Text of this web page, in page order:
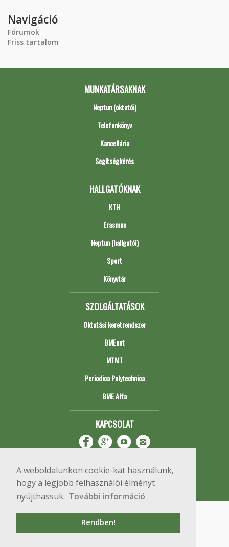
A weboldalunkon cookie-kat használunk,
hogy a legjobb felhasználói élményt
nyújthassuk. További információ
Rendben!
Navigáció
Fórumok
Friss tartalom
MUNKATÁRSAKNAK
Neptun (oktatói)
Telefonkönyv
Kancellária
Segítségkérés
HALLGATÓKNAK
KTH
Erasmus
Neptun (hallgatói)
Sport
Könyvtár
SZOLGÁLTATÁSOK
Oktatási keretrendszer
BMEnet
MTMT
Periodica Polytechnica
BME Alfa
KAPCSOLAT
Copyright © 2020 BME Építőmérnöki Kar
1111 Budapest, Műegyetem rkp. 3.